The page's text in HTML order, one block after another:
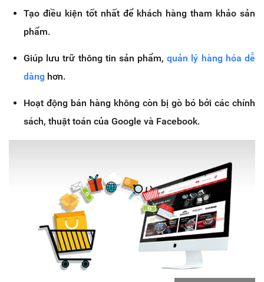
Tạo điều kiện tốt nhất để khách hàng tham khảo sản
phẩm.
Giúp lưu trữ thông tin sản phẩm,quản lý hàng hóa dễ
dàng hơn.
Hoạt động bán hàng không còn bị gò bó bởi các chính
sách, thuật toán của Google và Facebook.